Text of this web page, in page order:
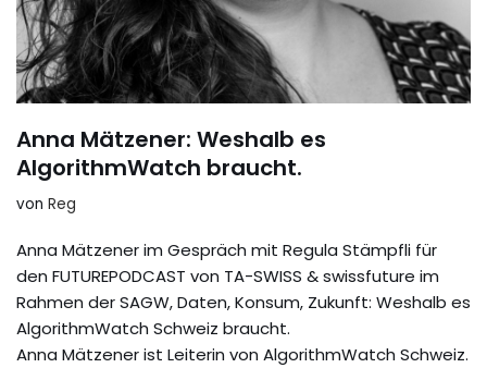
Anna Mätzener: Weshalb es
AlgorithmWatch braucht.
von Reg
Anna Mätzener im Gespräch mit Regula Stämpfli für
den FUTUREPODCAST von TA-SWISS & swissfuture im
Rahmen der SAGW, Daten, Konsum, Zukunft: Weshalb es
AlgorithmWatch Schweiz braucht.
Anna Mätzener ist Leiterin von AlgorithmWatch Schweiz.